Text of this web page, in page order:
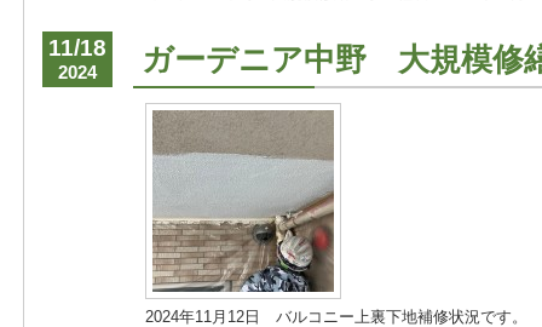
11/18
2024 ガーデニア中野 大規模修
2024年11月12日 バルコニー上裏下地補修状況です。